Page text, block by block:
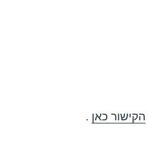
הקישור כאן .